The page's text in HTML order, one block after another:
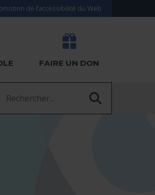
de l’accessibilité du Web
FAIRE UN DON